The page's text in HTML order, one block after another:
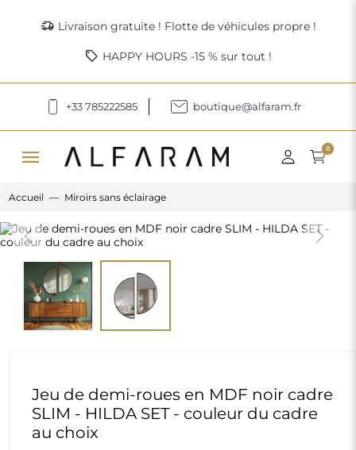
delivery_truck_speed Livraison gratuite ! Flotte de véhicules propre !
sell HAPPY HOURS -15 % sur tout !
+33 785222585 boutique@alfaram.fr
menu 0
Accueil Miroirs sans éclairage
Previous Next
Jeu de demi-roues en MDF noir cadre
SLIM - HILDA SET - couleur du cadre
au choix